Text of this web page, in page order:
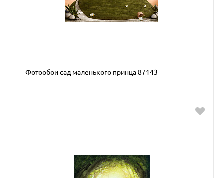
Фотообои сад маленького принца 87143